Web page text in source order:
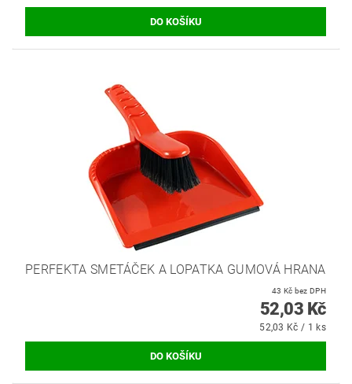
PERFEKTA SMETÁČEK A LOPATKA GUMOVÁ HRANA
43 Kč bez DPH
52,03 Kč
52,03 Kč / 1 ks